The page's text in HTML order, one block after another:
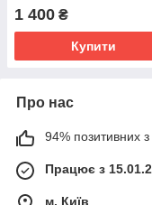
1 400 ₴
Купити
Про нас
94% позитивних з
Працює з
м. Київ